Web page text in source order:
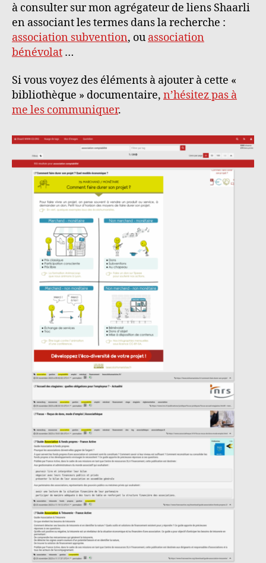
à consulter sur mon agrégateur de liens Shaarli
en associant les termes dans la recherche :
association subvention, ou association
bénévolat …
Si vous voyez des éléments à ajouter à cette «
bibliothèque » documentaire, n’hésitez pas à
me les communiquer.